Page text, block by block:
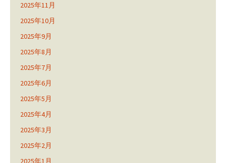
2025年11月
2025年10月
2025年9月
2025年8月
2025年7月
2025年6月
2025年5月
2025年4月
2025年3月
2025年2月
2025年1月